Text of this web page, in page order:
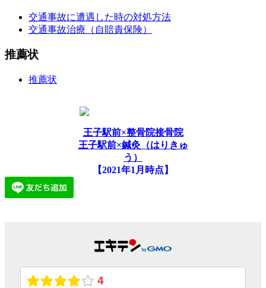
交通事故に遭遇した時の対処方法
交通事故治療（自賠責保険）
推薦状
推薦状
王子駅前×整骨院接骨院
王子駅前×鍼灸（はりきゅ
う）
【2021年1月時点】